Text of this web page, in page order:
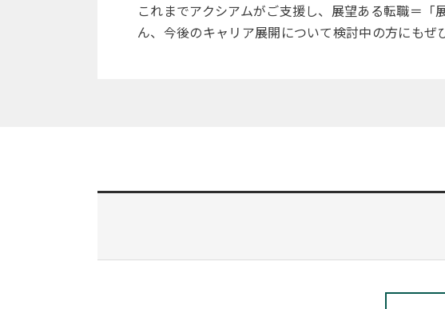
これまでアクシアムがご支援し、展望ある転職＝
ん、今後のキャリア展開について検討中の方にもぜ